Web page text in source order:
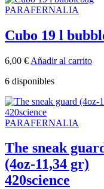
PARAFERNALIA
Cubo 19 l
6,00 € Añadir al carrito
6 disponibles
PARAFERNALIA
The sneak
(4oz-11,34 gr)
420science